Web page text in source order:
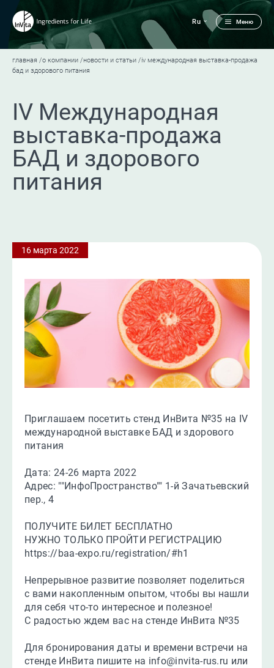
Меню
Ru
главная о компании новости и статьи
iv международная выставка-продажа
бад и здорового питания
IV Международная
выставка-продажа
БАД и здорового
питания
16 марта 2022
Приглашаем посетить стенд ИнВита №35 на IV
международной выставке БАД и здорового
питания
Дата: 24-26 марта 2022
Адрес: ""ИнфоПространство"" 1-й Зачатьевский
пер., 4
ПОЛУЧИТЕ БИЛЕТ БЕСПЛАТНО
НУЖНО ТОЛЬКО ПРОЙТИ РЕГИСТРАЦИЮ
https://baa-expo.ru/registration/#h1
Непрерывное развитие позволяет поделиться
с вами накопленным опытом, чтобы вы нашли
для себя что-то интересное и полезное!
С радостью ждем вас на стенде ИнВита №35
Для бронирования даты и времени встречи на
стенде ИнВита пишите на info@invita-rus.ru или